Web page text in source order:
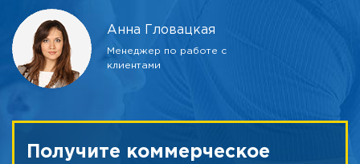
Анна Гловацкая
Менеджер по работе с
клиентами
Получите коммерческое